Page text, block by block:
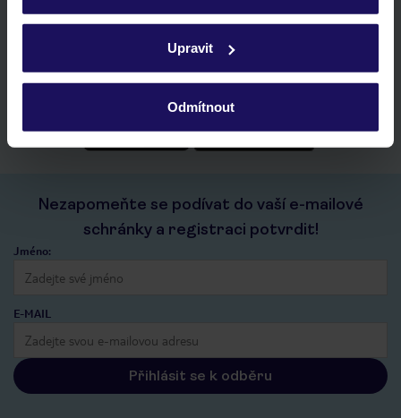
Podrobné informace o souborech cookie naleznete v
ochrany osobních údajů.Upravit
Odmítnout
Stáhněte si bezplatnou aplikaci TUI
rychlé vyhledávání a prohlížení nabídek
historie vyhledávání a naposledy zobrazené nabídky
kontakt s TUI a všechny informace o tvé rezervaci v myTUI
Nezapomeňte se podívat do vaší e-mailové
schránky a registraci potvrdit!
Jméno:
E-MAIL
Přihlásit se k odběru